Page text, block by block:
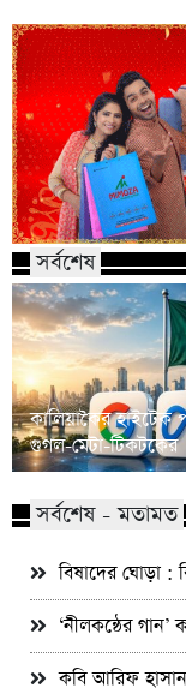
সর্বশেষ
কালিয়াকৈর হাইটেক
গুগল-মেটা-টিকটকের
সর্বশেষ - মতামত
বিষাদের ঘোড়া :
‘নীলকন্ঠের
কবি আরিফ